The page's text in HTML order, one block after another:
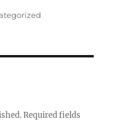
Required fields